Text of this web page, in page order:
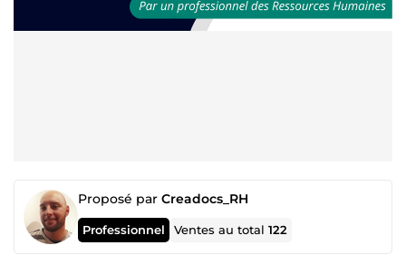
Proposé par Creadocs_RH
Professionnel Ventes au total122